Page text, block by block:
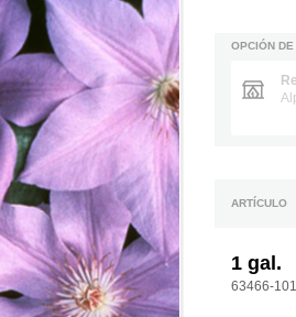
OPCIÓN
ARTÍCULO
1 gal.
63466-101